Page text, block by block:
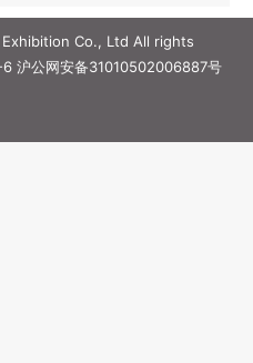
Co., Ltd All rights
6沪公网安备31010502006887号